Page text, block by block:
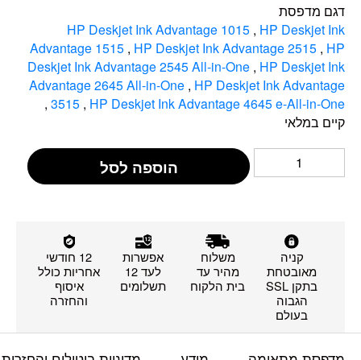
דגם מדפסת
HP Deskjet Ink Advantage 1015 , HP Deskjet Ink
Advantage 1515 , HP Deskjet Ink Advantage 2515 , HP
Deskjet Ink Advantage 2545 All-in-One , HP Deskjet Ink
Advantage 2645 All-in-One , HP Deskjet Ink Advantage
3515 , HP Deskjet Ink Advantage 4645 e-All-in-One
,
קיים במלאי
הוספה לסל
קניה
מאובטחת
בתקן SSL
הגבוה
בעולם
משלוח
מהיר עד
בית הלקוח
אפשרות
לעד 12
תשלומים
12 חודשי
אחריות כולל
איסוף
והחזרה